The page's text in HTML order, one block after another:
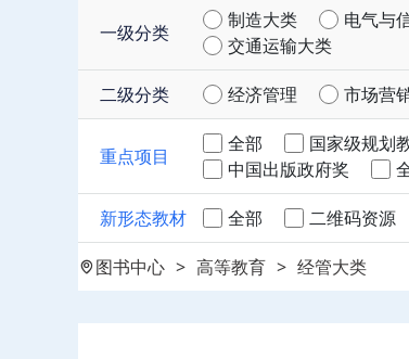
一级分类
制造大类 电气与
交通运输大类
二级分类 经济管理 市场营
重点项目
全部 国家级规划
中国出版政府奖
新形态教材 全部 二维码资源
图书中心 > 高等教育 > 经管大类